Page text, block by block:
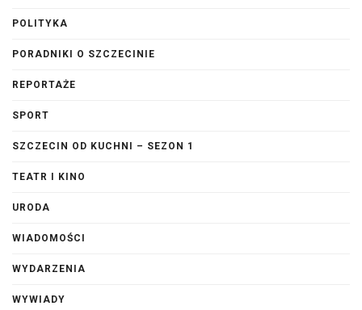
POLITYKA
PORADNIKI O SZCZECINIE
REPORTAŻE
SPORT
SZCZECIN OD KUCHNI – SEZON 1
TEATR I KINO
URODA
WIADOMOŚCI
WYDARZENIA
WYWIADY